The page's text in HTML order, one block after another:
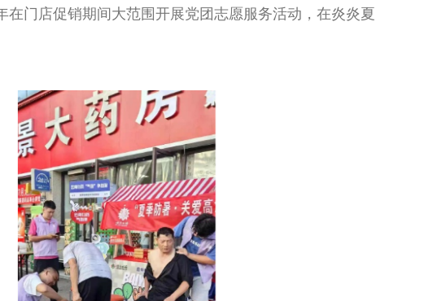
门店促销期间大范围开展党团志愿服务活动，在炎炎夏